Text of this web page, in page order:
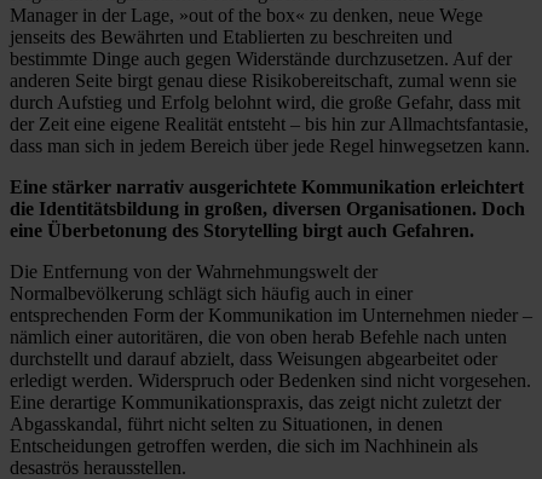
Manager in der Lage, »out of the box« zu denken, neue Wege
jenseits des Bewährten und Etablierten zu beschreiten und
bestimmte Dinge auch gegen Widerstände durchzusetzen. Auf der
anderen Seite birgt genau diese Risikobereitschaft, zumal wenn sie
durch Aufstieg und Erfolg belohnt wird, die große Gefahr, dass mit
der Zeit eine eigene Realität entsteht – bis hin zur Allmachtsfantasie,
dass man sich in jedem Bereich über jede Regel hinwegsetzen kann.
Eine stärker narrativ ausgerichtete Kommunikation erleichtert
die Identitätsbildung in großen, diversen Organisationen. Doch
eine Überbetonung des Storytelling birgt auch Gefahren.
Die Entfernung von der Wahrnehmungswelt der
Normalbevölkerung schlägt sich häufig auch in einer
entsprechenden Form der Kommunikation im Unternehmen nieder –
nämlich einer autoritären, die von oben herab Befehle nach unten
durchstellt und darauf abzielt, dass Weisungen abgearbeitet oder
erledigt werden. Widerspruch oder Bedenken sind nicht vorgesehen.
Eine derartige Kommunikationspraxis, das zeigt nicht zuletzt der
Abgasskandal, führt nicht selten zu Situationen, in denen
Entscheidungen getroffen werden, die sich im Nachhinein als
desaströs herausstellen.